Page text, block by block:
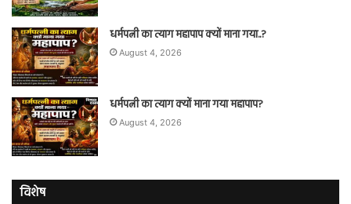
धर्मपत्नी का त्याग महापाप क्यों माना गया..?
August 4, 2026
धर्मपत्नी का त्याग क्यों माना गया महापाप?
August 4, 2026
विशेष